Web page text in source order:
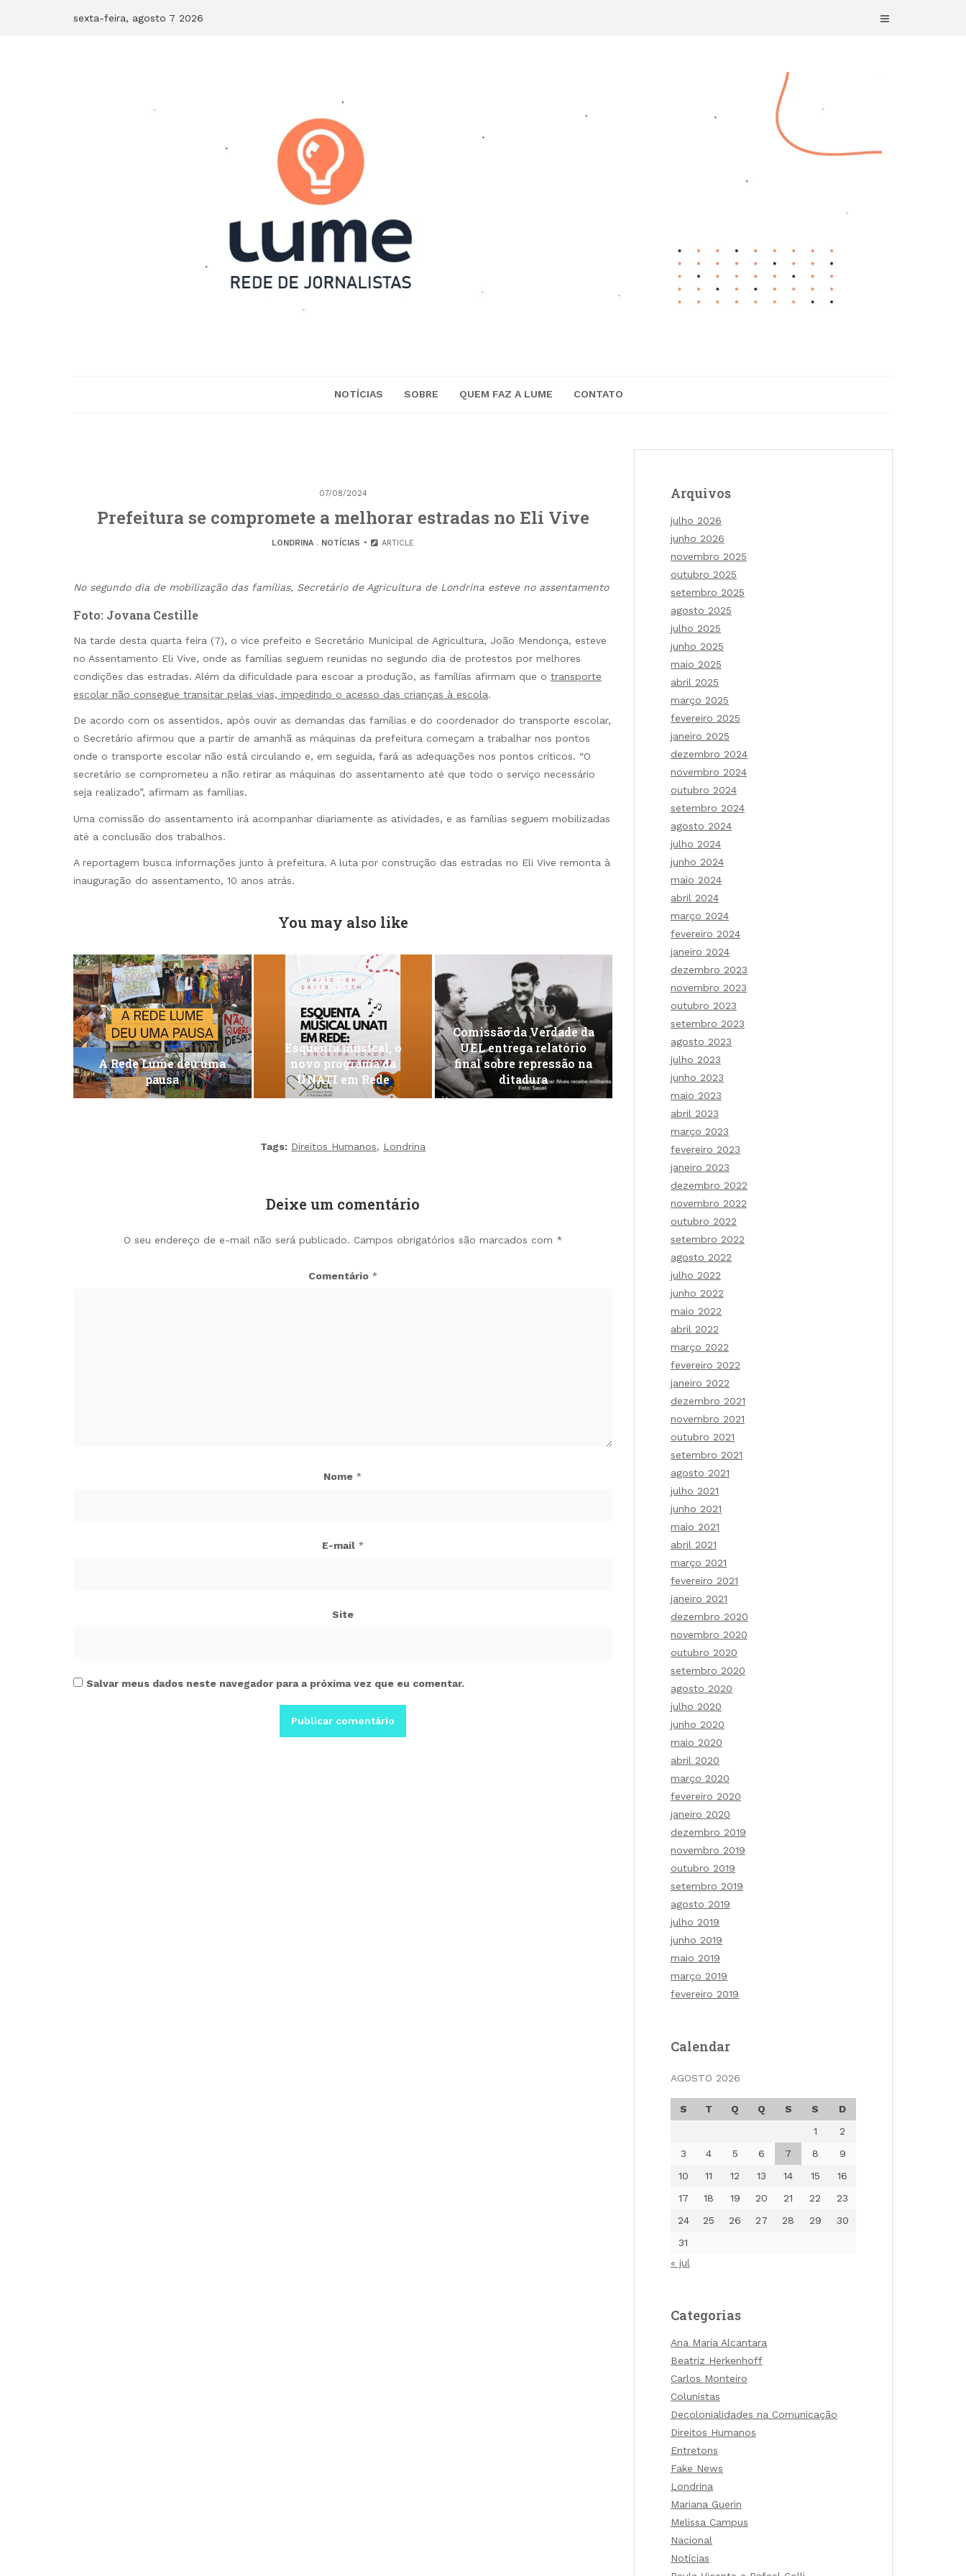
sexta-feira, agosto 7 2026
NOTÍCIAS SOBRE QUEM FAZ A LUME CONTATO
07/08/2024
Prefeitura se compromete a melhorar estradas no Eli Vive
LONDRINA. NOTÍCIAS ARTICLE
No segundo dia de mobilização das famílias, Secretário de Agricultura de Londrina esteve no assentamento
Foto: Jovana Cestille
Na tarde desta quarta feira (7), o vice prefeito e Secretário Municipal de Agricultura, João Mendonça, esteve
no Assentamento Eli Vive, onde as famílias seguem reunidas no segundo dia de protestos por melhores
condições das estradas. Além da dificuldade para escoar a produção, as famílias afirmam que o transporte
escolar não consegue transitar pelas vias, impedindo o acesso das crianças à escola.
De acordo com os assentidos, após ouvir as demandas das famílias e do coordenador do transporte escolar,
o Secretário afirmou que a partir de amanhã as máquinas da prefeitura começam a trabalhar nos pontos
onde o transporte escolar não está circulando e, em seguida, fará as adequações nos pontos críticos. “O
secretário se comprometeu a não retirar as máquinas do assentamento até que todo o serviço necessário
seja realizado”, afirmam as famílias.
Uma comissão do assentamento irá acompanhar diariamente as atividades, e as famílias seguem mobilizadas
até a conclusão dos trabalhos.
A reportagem busca informações junto à prefeitura. A luta por construção das estradas no Eli Vive remonta à
inauguração do assentamento, 10 anos atrás.
You may also like
A Rede Lume deu uma
pausa
Esquenta musical, o
novo programa da
UNATI em Rede
Comissão da Verdade da
UEL entrega relatório
final sobre repressão na
ditadura
Tags: Direitos Humanos, Londrina
Deixe um comentário
O seu endereço de e-mail não será publicado. Campos obrigatórios são marcados com *
Comentário *
Nome *
E-mail *
Site
Salvar meus dados neste navegador para a próxima vez que eu comentar.
Arquivos
julho 2026
junho 2026
novembro 2025
outubro 2025
setembro 2025
agosto 2025
julho 2025
junho 2025
maio 2025
abril 2025
março 2025
fevereiro 2025
janeiro 2025
dezembro 2024
novembro 2024
outubro 2024
setembro 2024
agosto 2024
julho 2024
junho 2024
maio 2024
abril 2024
março 2024
fevereiro 2024
janeiro 2024
dezembro 2023
novembro 2023
outubro 2023
setembro 2023
agosto 2023
julho 2023
junho 2023
maio 2023
abril 2023
março 2023
fevereiro 2023
janeiro 2023
dezembro 2022
novembro 2022
outubro 2022
setembro 2022
agosto 2022
julho 2022
junho 2022
maio 2022
abril 2022
março 2022
fevereiro 2022
janeiro 2022
dezembro 2021
novembro 2021
outubro 2021
setembro 2021
agosto 2021
julho 2021
junho 2021
maio 2021
abril 2021
março 2021
fevereiro 2021
janeiro 2021
dezembro 2020
novembro 2020
outubro 2020
setembro 2020
agosto 2020
julho 2020
junho 2020
maio 2020
abril 2020
março 2020
fevereiro 2020
janeiro 2020
dezembro 2019
novembro 2019
outubro 2019
setembro 2019
agosto 2019
julho 2019
junho 2019
maio 2019
março 2019
fevereiro 2019
Calendar
AGOSTO 2026
S T Q Q S S
D
1
2
3
4 5 6 7 8
9
10
11 12 13 14 15
16
17
18 19 20 21 22
23
24
25 26 27 28 29
30
31
« jul
Categorias
Ana Maria Alcantara
Beatriz Herkenhoff
Carlos Monteiro
Colunistas
Decolonialidades na Comunicação
Direitos Humanos
Entretons
Fake News
Londrina
Mariana Guerin
Melissa Campus
Nacional
Notícias